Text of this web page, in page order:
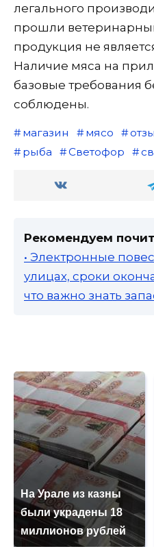
легального
прошли
продукция не
Наличие мяса на
базовые требования
соблюдены.
магазин мясо
рыба
Светофор
Рекомендуем
• Электронные
улицах, сроки
что важно знать
На Урале из казны
были украдены 18
миллионов рублей